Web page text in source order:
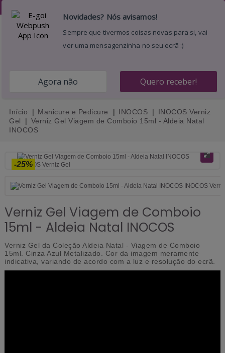
Entrar
0
Carrinho
Início Manicure e Pedicure INOCOS
INOCOS Verniz
Gel
Verniz Gel Viagem de Comboio 15ml - Aldeia Natal
INOCOS
-25%
Verniz Gel Viagem de Comboio
15ml - Aldeia Natal INOCOS
Verniz Gel da Coleção Aldeia Natal - Viagem de Comboio
15ml. Cinza Azul Metalizado. Cor da imagem meramente
indicativa, variando de acordo com a luz e resolução do ecrã.